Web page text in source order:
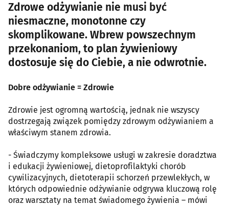
Zdrowe odżywianie nie musi być
niesmaczne, monotonne czy
skomplikowane. Wbrew powszechnym
przekonaniom, to plan żywieniowy
dostosuje się do Ciebie, a nie odwrotnie.
Dobre odżywianie = Zdrowie
Zdrowie jest ogromną wartością, jednak nie wszyscy
dostrzegają związek pomiędzy zdrowym odżywianiem a
właściwym stanem zdrowia.
- Świadczymy kompleksowe usługi w zakresie doradztwa
i edukacji żywieniowej, dietoprofilaktyki chorób
cywilizacyjnych, dietoterapii schorzeń przewlekłych, w
których odpowiednie odżywianie odgrywa kluczową rolę
oraz warsztaty na temat świadomego żywienia – mówi